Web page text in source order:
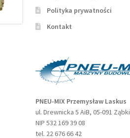
Polityka prywatności
Kontakt
PNEU-MIX Przemysław Laskus
ul. Drewnicka 5 AiB, 05-091 Ząbki
NIP 532 169 39 08
tel. 22 676 66 42